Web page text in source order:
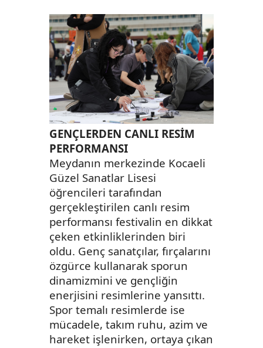
GENÇLERDEN CANLI RESİM
PERFORMANSI
Meydanın merkezinde Kocaeli
Güzel Sanatlar Lisesi
öğrencileri tarafından
gerçekleştirilen canlı resim
performansı festivalin en dikkat
çeken etkinliklerinden biri
oldu. Genç sanatçılar, fırçalarını
özgürce kullanarak sporun
dinamizmini ve gençliğin
enerjisini resimlerine yansıttı.
Spor temalı resimlerde ise
mücadele, takım ruhu, azim ve
hareket işlenirken, ortaya çıkan